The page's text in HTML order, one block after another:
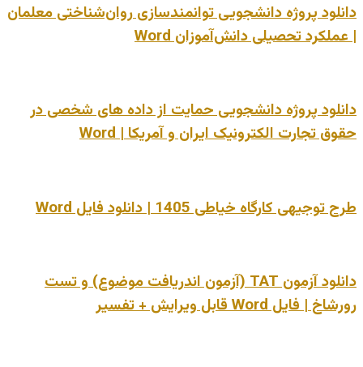
دانلود پروژه دانشجویی توانمندسازی روان‌شناختی معلمان
| عملکرد تحصیلی دانش‌آموزان Word
دانلود پروژه دانشجویی حمایت از داده های شخصی در
حقوق تجارت الکترونیک ایران و آمریکا | Word
طرح توجیهی کارگاه خیاطی 1405 | دانلود فایل Word
دانلود آزمون TAT (آزمون اندریافت موضوع) و تست
رورشاخ | فایل Word قابل ویرایش + تفسیر